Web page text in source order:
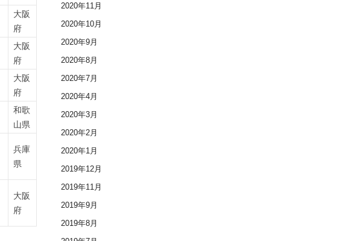
大阪
府
大阪
府
大阪
府
和歌
山県
兵庫
県
大阪
府
2020年11月
2020年10月
2020年9月
2020年8月
2020年7月
2020年4月
2020年3月
2020年2月
2020年1月
2019年12月
2019年11月
2019年9月
2019年8月